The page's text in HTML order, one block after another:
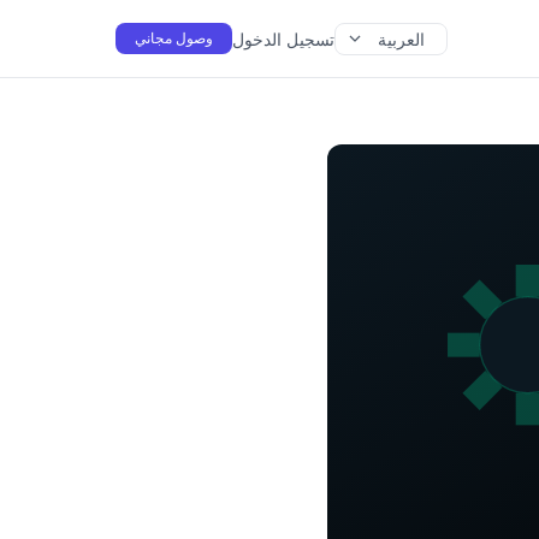
العربية تسجيل الدخول وصول مجاني